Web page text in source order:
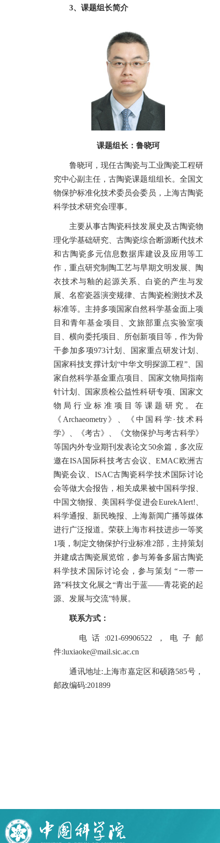
3、课题组长简介
课题组长：鲁晓珂
鲁晓珂，现任古陶瓷与工业陶瓷工程研
究中心副主任，古陶瓷课题组组长。全国文
物保护标准化技术委员会委员，上海古陶瓷
科学技术研究会理事。
主要从事古陶瓷科技发展史及古陶瓷物
理化学基础研究、古陶瓷综合断源断代技术
和古陶瓷多元信息数据库建设及应用等工
作，重点研究制陶工艺与早期文明发展、陶
衣技术与釉的起源关系、白瓷的产生与发
展、名窑瓷器演变规律、古陶瓷检测技术及
标准等。主持多项国家自然科学基金面上项
目和青年基金项目、文旅部重点实验室项
目、横向委托项目、所创新项目等，作为骨
干参加多项973计划、国家重点研发计划、
国家科技支撑计划“中华文明探源工程”、国
家自然科学基金重点项目、国家文物局指南
针计划、国家质检公益性科研专项、国家文
物局行业标准项目等课题研究。在
《Archaeometry》、《中国科学·技术科
学》、《考古》、《文物保护与考古科学》
等国内外专业期刊发表论文50余篇，多次应
邀在ISA国际科技考古会议、EMAC欧洲古
陶瓷会议、ISAC古陶瓷科学技术国际讨论
会等做大会报告，相关成果被中国科学报、
中国文物报、美国科学促进会EurekAlert!、
科学通报、新民晚报、上海新闻广播等媒体
进行广泛报道。荣获上海市科技进步一等奖
1项，制定文物保护行业标准2部，主持策划
并建成古陶瓷展览馆，参与筹备多届古陶瓷
科学技术国际讨论会，参与策划 “一带一
路”科技文化展之“青出于蓝——青花瓷的起
源、发展与交流”特展。
联系方式：
电话:021-69906522，电子邮
件:luxiaoke@mail.sic.ac.cn
通讯地址:上海市嘉定区和硕路585号，
邮政编码:201899